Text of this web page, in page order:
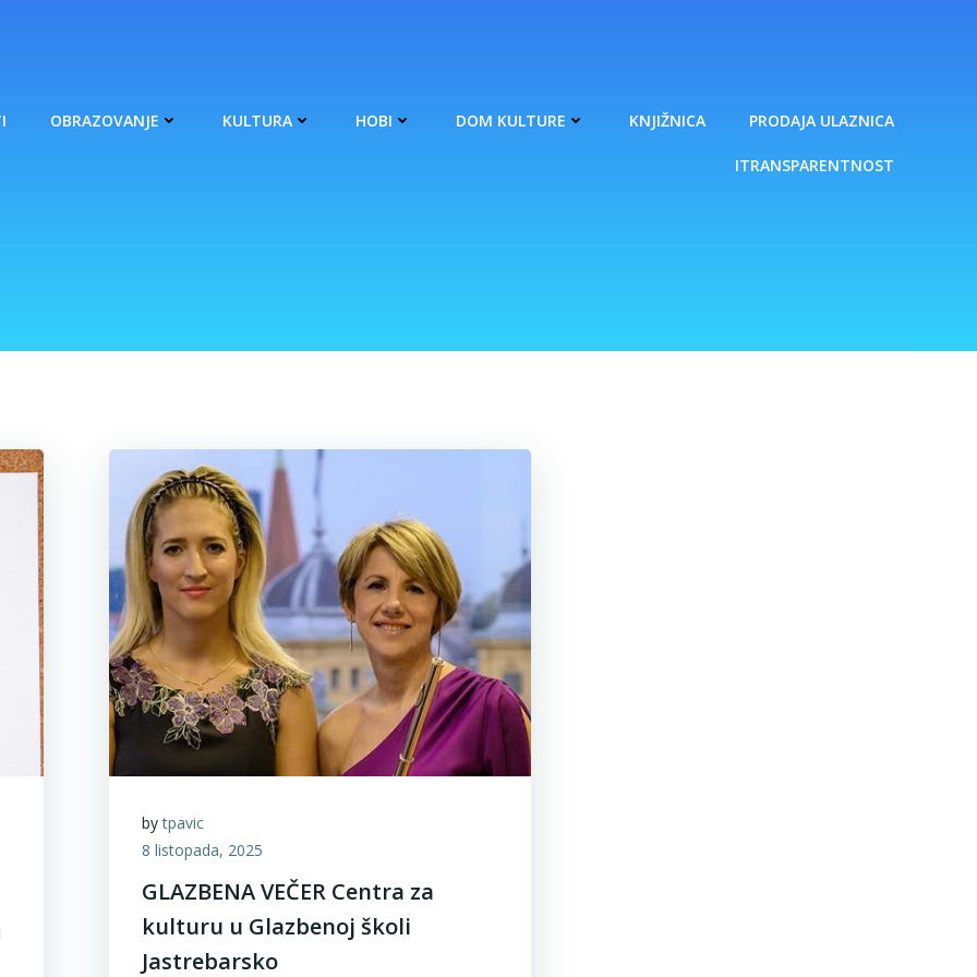
OBRAZOVANJE KULTURA HOBI DOM KULTURE KNJIŽNICA PRODAJA ULAZNICA
ITRANSPARENTNOST
bytpavic
8 listopada, 2025
GLAZBENA VEČER Centra za
kulturu u Glazbenoj školi
Jastrebarsko